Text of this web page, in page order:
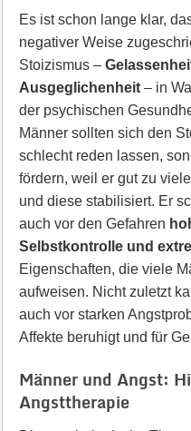
Es ist schon lange klar,
negativer Weise
Stoizismus –
Ausgeglichenheit– in
der psychischen
Männer sollten sich den
schlecht reden lassen,
fördern, weil er gut zu
und diese stabilisiert. Er
auch vor den Gefahren
Selbstkontrolle und
Eigenschaften, die viele
aufweisen. Nicht zuletzt
auch vor starken
Affekte beruhigt und für
Männer und Angst:
Angsttherapie